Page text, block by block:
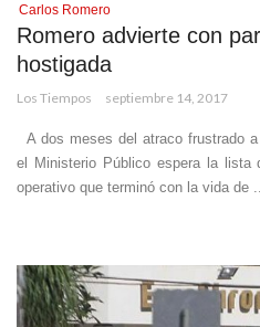
Carlos Romero
Romero advierte con
hostigada
Los Tiempos septiembre 14, 2017
A dos meses del atraco frustrado
el Ministerio Público espera la lista
operativo que terminó con la vida de ...